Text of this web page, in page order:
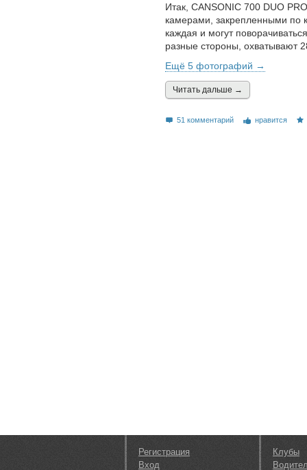
Итак, CANSONIC 700 DUO
камерами, закрепленными по
каждая и могут
разные стороны, охватывают
Ещё 5 фотографий →
Читать дальшe →
51 комментарий нравится
Регистрация
Вход
Клубы